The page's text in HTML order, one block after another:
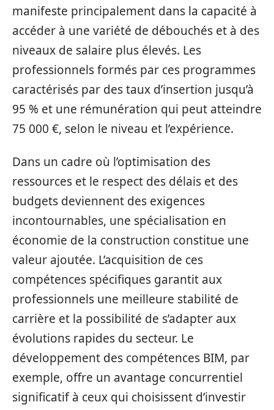
manifeste principalement dans la capacité à
accéder à une variété de débouchés et à des
niveaux de salaire plus élevés. Les
professionnels formés par ces programmes
caractérisés par des taux d’insertion jusqu’à
95 % et une rémunération qui peut atteindre
75 000 €, selon le niveau et l’expérience.
Dans un cadre où l’optimisation des
ressources et le respect des délais et des
budgets deviennent des exigences
incontournables, une spécialisation en
économie de la construction constitue une
valeur ajoutée. L’acquisition de ces
compétences spécifiques garantit aux
professionnels une meilleure stabilité de
carrière et la possibilité de s’adapter aux
évolutions rapides du secteur. Le
développement des compétences BIM, par
exemple, offre un avantage concurrentiel
significatif à ceux qui choisissent d’investir